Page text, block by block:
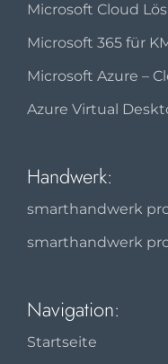
Microsoft Cloud
Microsoft 365 für
Microsoft Azure –
Azure Virtual
Handwerk:
smarthandwerk
smarthandwerk
Navigation:
Startseite